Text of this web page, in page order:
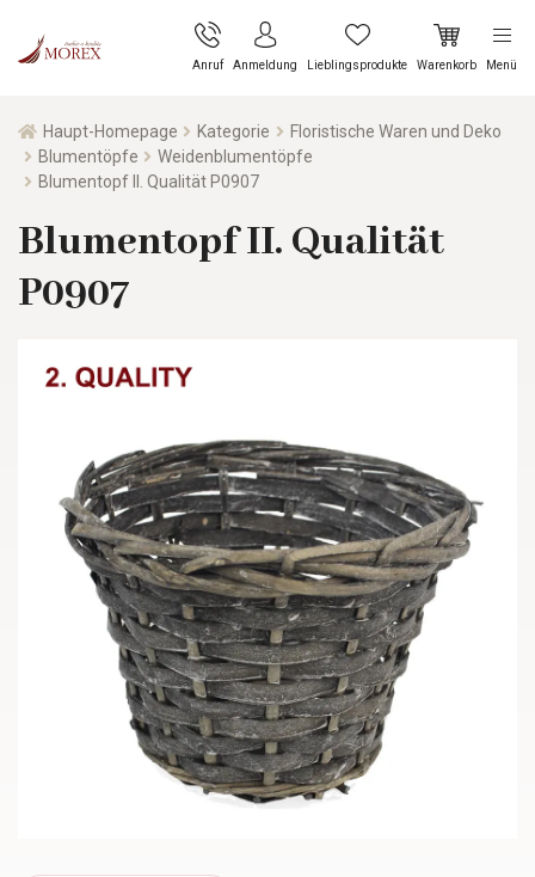
Anruf Anmeldung Lieblingsprodukte Warenkorb Menü
Haupt-Homepage Kategorie
Floristische Waren und Deko
Blumentöpfe
Weidenblumentöpfe
Blumentopf II. Qualität P0907
Blumentopf II. Qualität
P0907